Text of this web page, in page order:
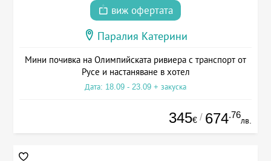
виж офертата
Паралия Катерини
Мини почивка на Олимпийската ривиера с транспорт от
Русе и настаняване в хотел
Дата: 18.09 - 23.09 + закуска
345€ / 674.76
лв.